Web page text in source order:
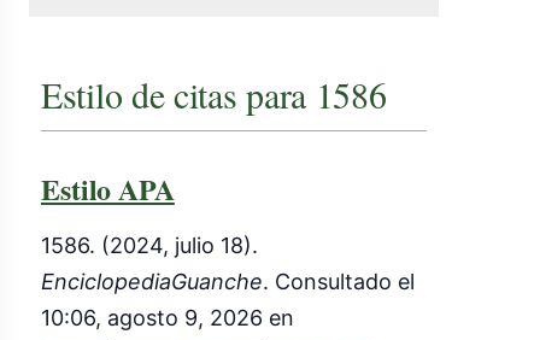
Estilo de citas para 1586
Estilo APA
1586. (2024, julio 18).
EnciclopediaGuanche. Consultado el
10:06, agosto 9, 2026 en